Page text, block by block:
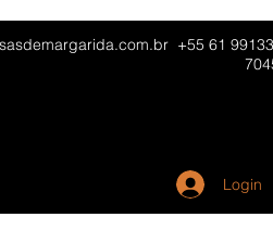
+55 61
Login